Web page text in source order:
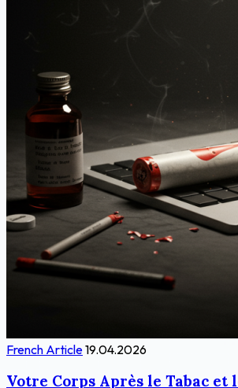
French Article19.04.2026
Votre Corps Après le Tabac et